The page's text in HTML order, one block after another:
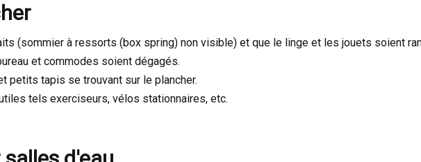
(sommier à ressorts (box spring) non visible) et que le linge et les jouets soient
et commodes soient dégagés.
petits tapis se trouvant sur le plancher.
tels exerciseurs, vélos stationnaires, etc.